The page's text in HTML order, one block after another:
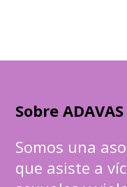
Sobre ADAVAS
Somos una
que asiste a